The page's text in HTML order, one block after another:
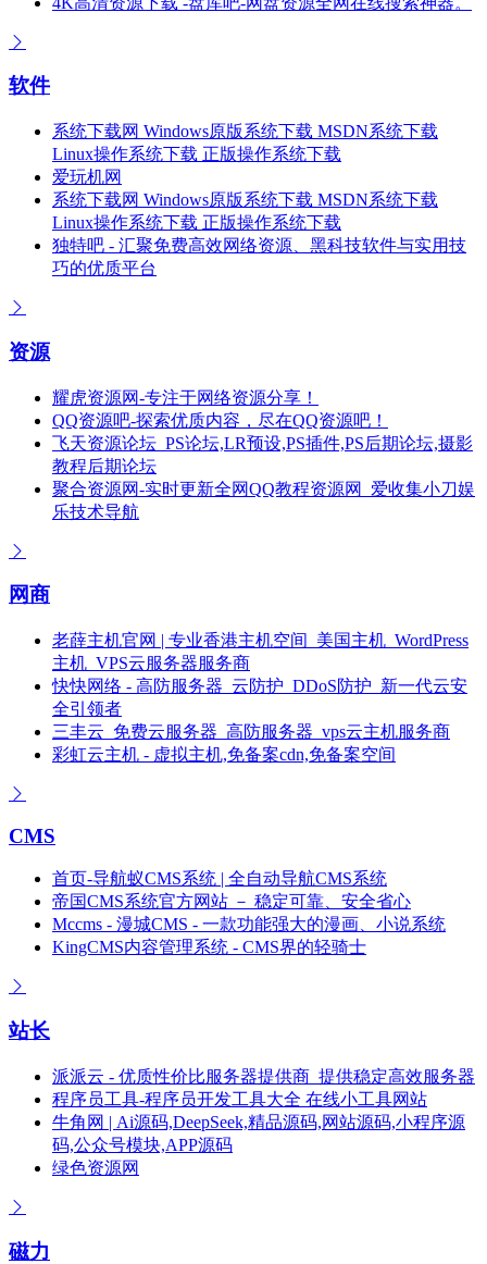
软件
系统下载网 Windows原版系统下载 MSDN系统下载
Linux操作系统下载 正版操作系统下载
爱玩机网
系统下载网 Windows原版系统下载 MSDN系统下载
Linux操作系统下载 正版操作系统下载
独特吧 - 汇聚免费高效网络资源、黑科技软件与实用技
巧的优质平台
资源
耀虎资源网-专注于网络资源分享！
QQ资源吧-探索优质内容，尽在QQ资源吧！
飞天资源论坛_PS论坛,LR预设,PS插件,PS后期论坛,摄影
教程后期论坛
聚合资源网-实时更新全网QQ教程资源网_爱收集小刀娱
乐技术导航
网商
老薛主机官网 | 专业香港主机空间_美国主机_WordPress
主机_VPS云服务器服务商
快快网络 - 高防服务器_云防护_DDoS防护_新一代云安
全引领者
三丰云_免费云服务器_高防服务器_vps云主机服务商
彩虹云主机 - 虚拟主机,免备案cdn,免备案空间
CMS
首页-导航蚁CMS系统 | 全自动导航CMS系统
帝国CMS系统官方网站 － 稳定可靠、安全省心
Mccms - 漫城CMS - 一款功能强大的漫画、小说系统
KingCMS内容管理系统 - CMS界的轻骑士
站长
派派云 - 优质性价比服务器提供商_提供稳定高效服务器
程序员工具-程序员开发工具大全 在线小工具网站
牛角网 | Ai源码,DeepSeek,精品源码,网站源码,小程序源
码,公众号模块,APP源码
绿色资源网
磁力